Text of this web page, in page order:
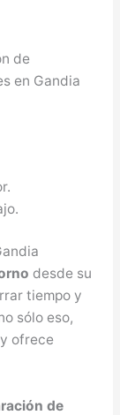
desde su
tiempo y
sólo eso,
ofrece
de